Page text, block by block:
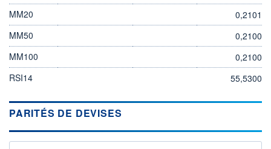
MM20
0,2101
MM50
0,2100
MM100
0,2100
RSI14
55,5300
PARITÉS DE DEVISES